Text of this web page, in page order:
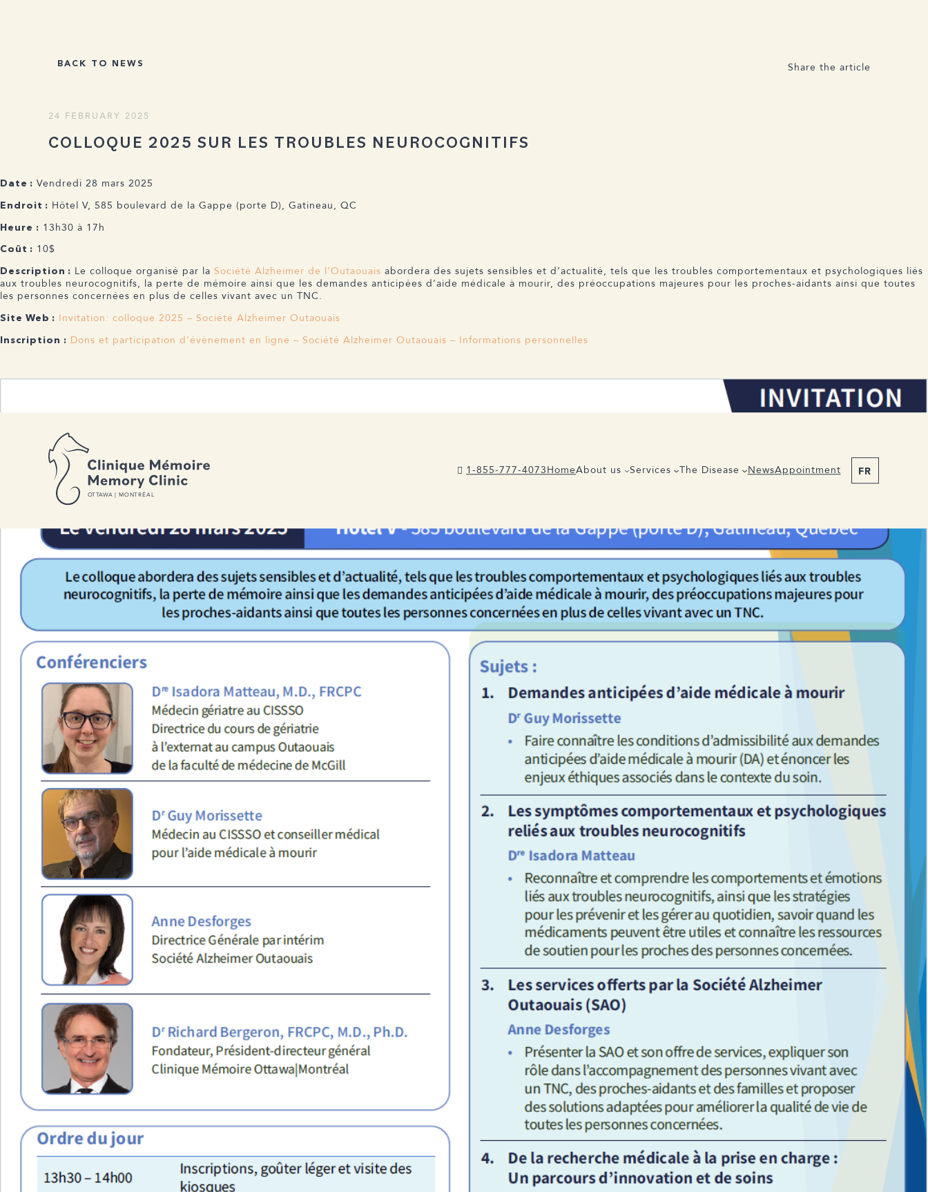
OTTAWA | MONTRÉAL
C M M C 1-855-777-4073HomeAbout us Services The Disease NewsAppointment FR
BACK TO NEWS Share the article
24 FEBRUARY 2025
COLLOQUE 2025 SUR LES TROUBLES NEUROCOGNITIFS
Date : Vendredi 28 mars 2025
Endroit : Hôtel V, 585 boulevard de la Gappe (porte D), Gatineau, QC
Heure : 13h30 à 17h
Coût : 10$
Description : Le colloque organisé par la Société Alzheimer de l’Outaouais abordera des sujets sensibles et d’actualité, tels que les troubles comportementaux et psychologiques liés
aux troubles neurocognitifs, la perte de mémoire ainsi que les demandes anticipées d’aide médicale à mourir, des préoccupations majeures pour les proches-aidants ainsi que toutes
les personnes concernées en plus de celles vivant avec un TNC.
Site Web : Invitation: colloque 2025 – Société Alzheimer Outaouais
Inscription : Dons et participation d’évènement en ligne – Société Alzheimer Outaouais – Informations personnelles